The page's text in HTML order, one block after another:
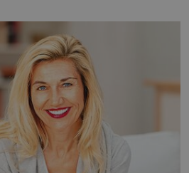
poznáváním památek ve
v termálním